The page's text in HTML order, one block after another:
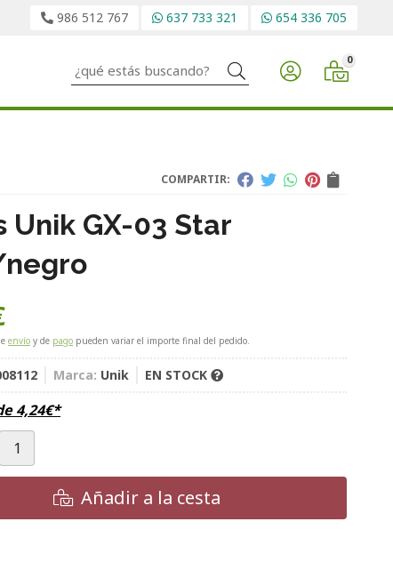
986 512 767 637 733 321 654 336 705
Buscar 0
COMPARTIR:
Unik GX-03 Star
envío y de pago pueden variar el importe final del pedido.
Marca: Unik EN STOCK
4,24€*
Añadir a la cesta